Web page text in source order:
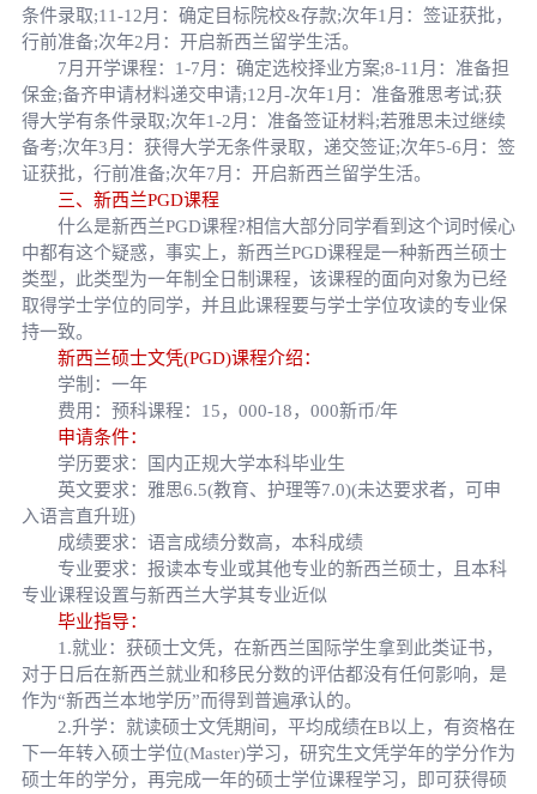
条件录取;11-12月：确定目标院校&存款;次年1月：签证获批，
行前准备;次年2月：开启新西兰留学生活。
7月开学课程：1-7月：确定选校择业方案;8-11月：准备担
保金;备齐申请材料递交申请;12月-次年1月：准备雅思考试;获
得大学有条件录取;次年1-2月：准备签证材料;若雅思未过继续
备考;次年3月：获得大学无条件录取，递交签证;次年5-6月：签
证获批，行前准备;次年7月：开启新西兰留学生活。
三、新西兰PGD课程
什么是新西兰PGD课程?相信大部分同学看到这个词时候心
中都有这个疑惑，事实上，新西兰PGD课程是一种新西兰硕士
类型，此类型为一年制全日制课程，该课程的面向对象为已经
取得学士学位的同学，并且此课程要与学士学位攻读的专业保
持一致。
新西兰硕士文凭(PGD)课程介绍：
学制：一年
费用：预科课程：15，000-18，000新币/年
申请条件：
学历要求：国内正规大学本科毕业生
英文要求：雅思6.5(教育、护理等7.0)(未达要求者，可申
入语言直升班)
成绩要求：语言成绩分数高，本科成绩
专业要求：报读本专业或其他专业的新西兰硕士，且本科
专业课程设置与新西兰大学其专业近似
毕业指导：
1.就业：获硕士文凭，在新西兰国际学生拿到此类证书，
对于日后在新西兰就业和移民分数的评估都没有任何影响，是
作为“新西兰本地学历”而得到普遍承认的。
2.升学：就读硕士文凭期间，平均成绩在B以上，有资格在
下一年转入硕士学位(Master)学习，研究生文凭学年的学分作为
硕士年的学分，再完成一年的硕士学位课程学习，即可获得硕